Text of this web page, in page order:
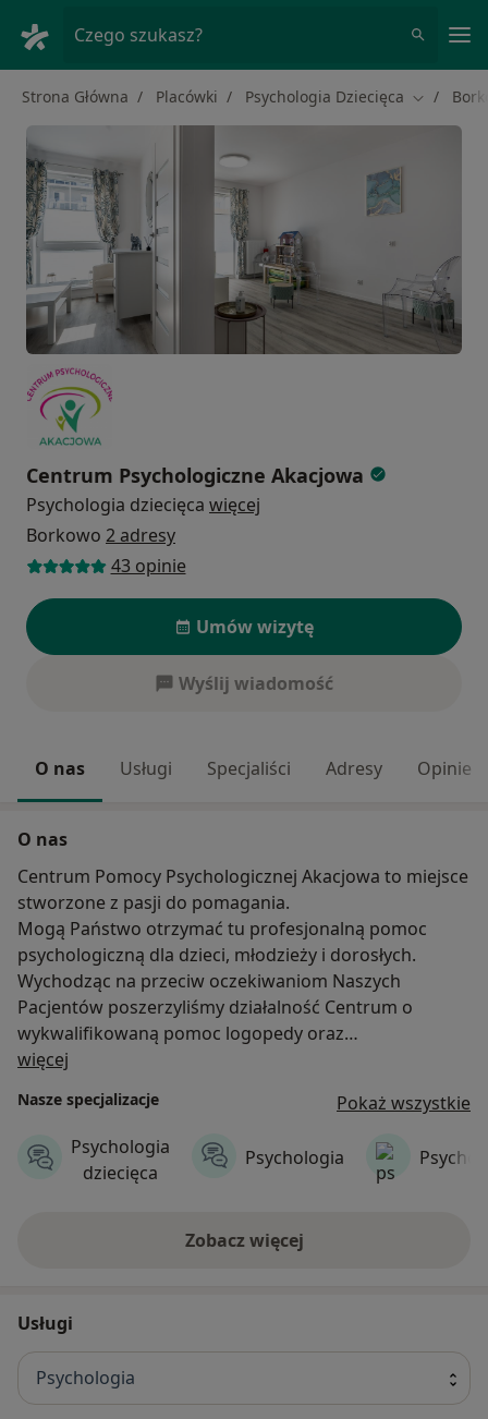
Czego szukasz?
Strona Główna Placówki Psychologia Dziecięca Zmień
Centrum Psychologiczne Akacjowa
Psychologia dziecięca więcej
Borkowo 2 adresy
43 opinie
Umów wizytę
Wyślij wiadomość
O nas Usługi Specjaliści Adresy Opinie
O nas
Centrum Pomocy Psychologicznej Akacjowa to miejsce
stworzone z pasji do pomagania.
Mogą Państwo otrzymać tu profesjonalną pomoc
psychologiczną dla dzieci, młodzieży i dorosłych.
Wychodząc na przeciw oczekiwaniom Naszych
Pacjentów poszerzyliśmy działalność Centrum o
wykwalifikowaną pomoc logopedy oraz
neurologopedy. Ponadto w ofercie Centrum Akacjowa
Umiejętności Społecznych dla dzieci. Serdecznie
zapraszamy.
więcej
Nasze specjalizacje
Pokaż wszystkie
Psychologia
dziecięca
Psychologia
Zobacz więcej
Usługi
Psychologia